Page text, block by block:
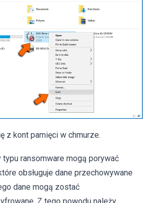
z kont pamięci w chmurze.
typu ransomware mogą porywać
obsługuje dane przechowywane
dane mogą zostać